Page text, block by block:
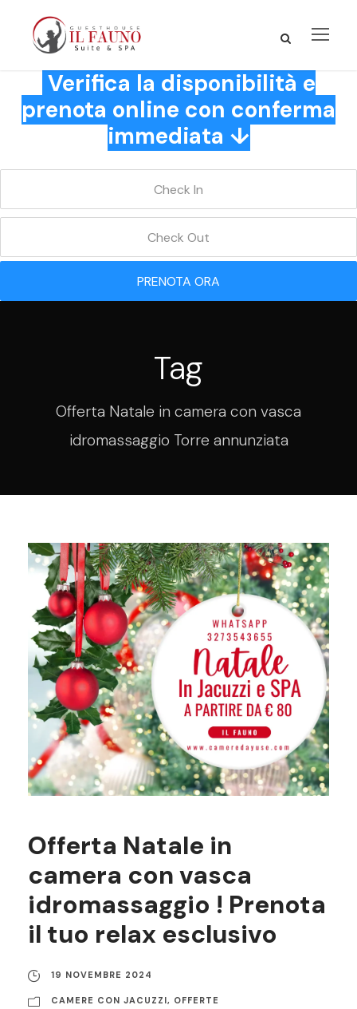
Verifica la disponibilità e
prenota online con conferma
immediata ↓
PRENOTA ORA
Tag
Offerta Natale in camera con vasca
idromassaggio Torre annunziata
Offerta Natale in
camera con vasca
idromassaggio ! Prenota
il tuo relax esclusivo
19 NOVEMBRE 2024
CAMERE CON JACUZZI, OFFERTE